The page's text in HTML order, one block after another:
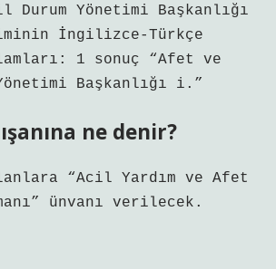
Durum Yönetimi Başkanlığı
İngilizce-Türkçe
1 sonuç “Afet ve
Başkanlığı i.”
ne denir?
“Acil Yardım ve Afet
ünvanı verilecek.